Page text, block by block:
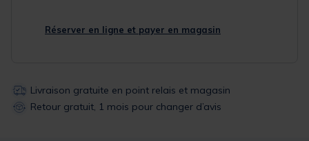
Réserver en ligne et payer en magasin
Livraison gratuite en point relais et magasin
Retour gratuit, 1 mois pour changer d’avis